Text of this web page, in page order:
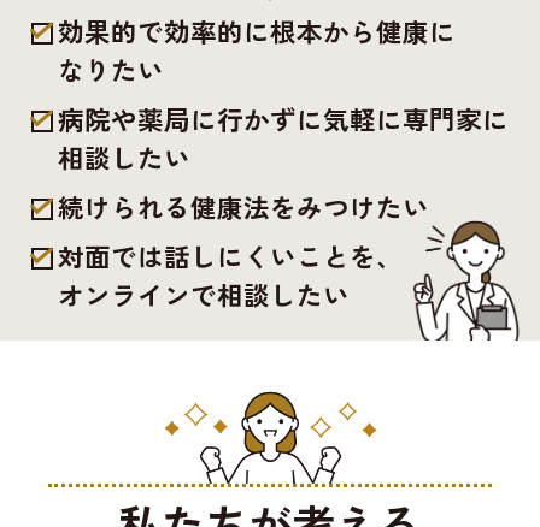
効果的で効率的に根本から健康に
なりたい
病院や薬局に行かずに気軽に専門家に
相談したい
続けられる健康法をみつけたい
対面では話しにくいことを、
オンラインで相談したい